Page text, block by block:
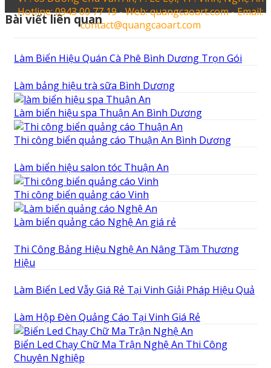
Hotline: 0943 00 77 19 - Web: quangcaoart.com - Email:
contact@quangcaoart.com
Bài viết liên quan
Làm Biển Hiệu Quán Cà Phê Bình Dương Trọn Gói
Làm bảng hiệu trà sữa Bình Dương
Làm biển hiệu spa Thuận An Bình Dương
Thi công biển quảng cáo Thuận An Bình Dương
Làm biển hiệu salon tóc Thuận An
Thi công biển quảng cáo Vinh
Làm biển quảng cáo Nghệ An giá rẻ
Thi Công Bảng Hiệu Nghệ An Nâng Tầm Thương
Hiệu
Làm Biển Led Vẫy Giá Rẻ Tại Vinh Giải Pháp Hiệu Quả
Làm Hộp Đèn Quảng Cáo Tại Vinh Giá Rẻ
Biển Led Chạy Chữ Ma Trận Nghệ An Thi Công
Chuyên Nghiệp